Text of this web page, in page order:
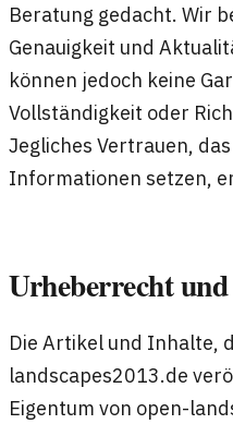
Beratung gedacht. Wir
Genauigkeit und
können jedoch keine
Vollständigkeit oder
Jegliches Vertrauen,
Informationen setzen,
Urheberrecht
Die Artikel und Inhalte,
landscapes2013.de
Eigentum von open-